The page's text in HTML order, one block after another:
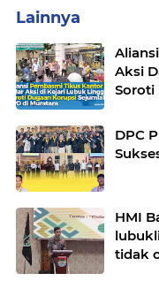
Lainnya
Aksi
Soroti
DPC
HMI
tidak